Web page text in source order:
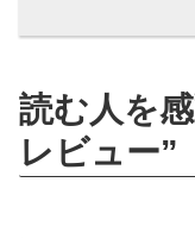
読む人を
レビュー”